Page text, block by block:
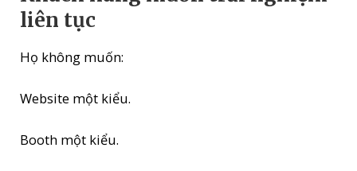
liên tục
Họ không muốn:
Website một kiểu.
Booth một kiểu.